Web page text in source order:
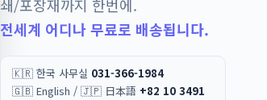
쇄/포장재까지 한번에.
전세계 어디나 무료로 배송됩니다.
🇰🇷 한국 사무실 031-366-1984
🇬🇧 English / 🇯🇵 日本語 +82 10 3491